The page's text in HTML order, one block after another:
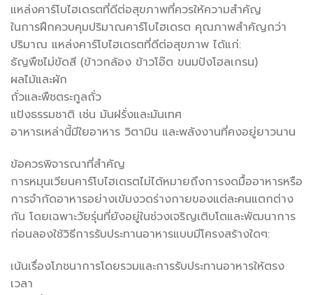
แหล่งคาร์โบไฮเดรตที่ดีต่อสุขภาพที่ควรให้ความสำคัญ
ในการฝึกควบคุมปริมาณคาร์โบไฮเดรต คุณภาพสำคัญกว่า
ปริมาณ แหล่งคาร์โบไฮเดรตที่ดีต่อสุขภาพ ได้แก่:
ธัญพืชไม่ขัดสี (ข้าวกล้อง ข้าวโอ๊ต ขนมปังโฮลเกรน)
ผลไม้และผัก
ถั่วและพืชตระกูลถั่ว
แป้งธรรมชาติ เช่น มันฝรั่งและมันเทศ
อาหารเหล่านี้มีใยอาหาร วิตามิน และพลังงานที่คงอยู่ยาวนาน
ข้อควรพิจารณาที่สำคัญ
การหมุนเวียนคาร์โบไฮเดรตไม่ได้หมายถึงการงดมื้ออาหารหรือ
การจำกัดอาหารอย่างเข้มงวดร่างกายของแต่ละคนแตกต่าง
กัน โดยเฉพาะวัยรุ่นที่ยังอยู่ในช่วงเจริญเติบโตและพัฒนาการ
ก่อนลองใช้วิธีการรับประทานอาหารแบบมีโครงสร้างใดๆ:
เน้นเรื่องโภชนาการโดยรวมและการรับประทานอาหารให้ตรง
เวลา